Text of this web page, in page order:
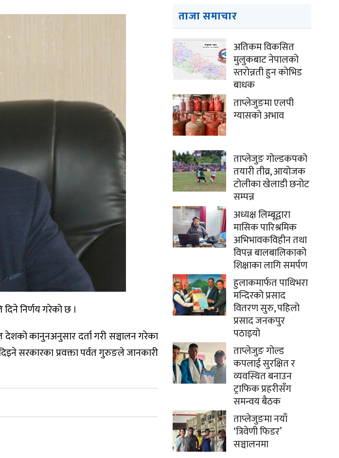
निर्णय गरेको छ ।
कानुनअनुसार दर्ता गरी सञ्चालन गरेका
सरकारका प्रवक्ता पर्वत गुरुङले जानकारी
ताजा समाचार
अतिकम विकसित
मुलुकबाट नेपालको
स्तरोन्नती हुन कोभिड
बाधक
ताप्लेजुङमा एलपी
ग्यासको अभाव
ताप्लेजुङ गोल्डकपको
तयारी तीव्र, आयोजक
टोलीका खेलाडी छनोट
सम्पन्न
अध्यक्ष लिम्बूद्वारा
मासिक पारिश्रमिक
अभिभावकविहीन तथा
विपन्न बालबालिकाको
शिक्षाका लागि समर्पण
हुलाकमार्फत पाथिभरा
मन्दिरको प्रसाद
वितरण सुरु, पहिलो
प्रसाद जनकपुर
पठाइयो
ताप्लेजुङ गोल्ड
कपलाई सुरक्षित र
व्यवस्थित बनाउन
ट्राफिक प्रहरीसँग
समन्वय बैठक
ताप्लेजुङमा नयाँ
‘त्रिवेणी फिडर’
सञ्चालनमा